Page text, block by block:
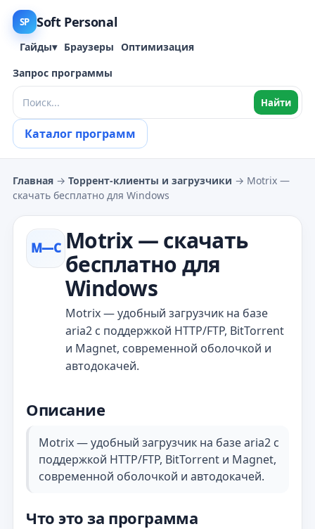
SP Soft Personal
Гайды▾ Браузеры Оптимизация
Запрос программы
Найти
Каталог программ
Главная → Торрент‑клиенты и загрузчики → Motrix —
скачать бесплатно для Windows
M—С Motrix — скачать
бесплатно для
Windows
Motrix — удобный загрузчик на базе
aria2 с поддержкой HTTP/FTP, BitTorrent
и Magnet, современной оболочкой и
автодокачей.
Описание
Motrix — удобный загрузчик на базе aria2 с
поддержкой HTTP/FTP, BitTorrent и Magnet,
современной оболочкой и автодокачей.
Что это за программа